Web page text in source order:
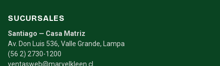
SUCURSALES
Santiago — Casa Matriz
Av. Don Luis 536, Valle Grande, Lampa
(56 2) 2730-1200
ventasweb@marvelkleen.cl